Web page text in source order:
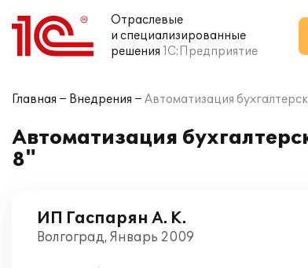
Отраслевые
и специализированные
решения 1С:Предприятие
Главная Внедрения Автоматизация
Автоматизация
8"
ИП Гаспарян А. К.
Волгоград, Январь 2009